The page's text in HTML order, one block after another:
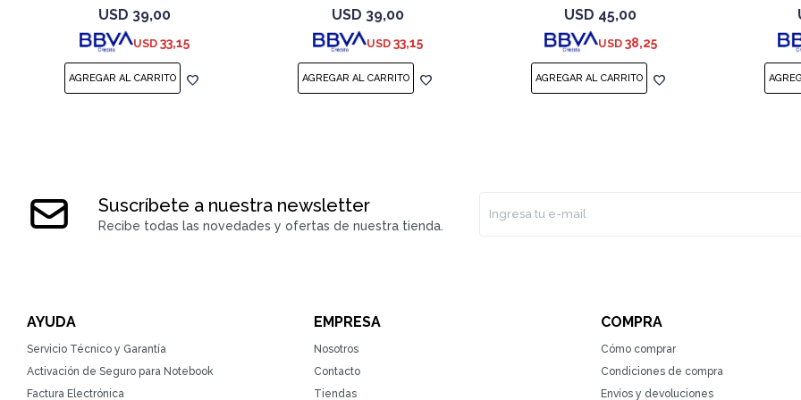
USD 39,00
USD 33,15
USD 39,00
USD 33,15
USD 45,00
USD 38,25
Suscríbete a nuestra newsletter
Recibe todas las novedades y ofertas de nuestra tienda.
AYUDA
Servicio Técnico y Garantía
Activación de Seguro para Notebook
Factura Electrónica
EMPRESA
Nosotros
Contacto
Tiendas
COMPRA
Cómo comprar
Condiciones de compra
Envíos y devoluciones